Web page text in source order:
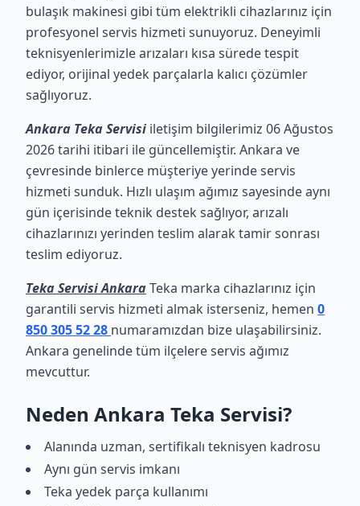
bulaşık makinesi gibi tüm elektrikli cihazlarınız için
profesyonel servis hizmeti sunuyoruz. Deneyimli
teknisyenlerimizle arızaları kısa sürede tespit
ediyor, orijinal yedek parçalarla kalıcı çözümler
sağlıyoruz.
Ankara Teka Servisi iletişim bilgilerimiz 06 Ağustos
2026 tarihi itibari ile güncellemiştir. Ankara ve
çevresinde binlerce müşteriye yerinde servis
hizmeti sunduk. Hızlı ulaşım ağımız sayesinde aynı
gün içerisinde teknik destek sağlıyor, arızalı
cihazlarınızı yerinden teslim alarak tamir sonrası
teslim ediyoruz.
Teka Servisi AnkaraTeka marka cihazlarınız için
garantili servis hizmeti almak isterseniz, hemen 0
850 305 52 28 numaramızdan bize ulaşabilirsiniz.
Ankara genelinde tüm ilçelere servis ağımız
mevcuttur.
Neden Ankara Teka Servisi?
Alanında uzman, sertifikalı teknisyen kadrosu
Aynı gün servis imkanı
Teka yedek parça kullanımı